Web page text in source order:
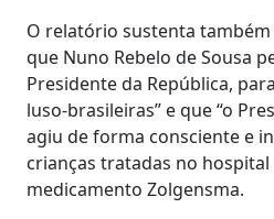
O relatório sustenta
que Nuno Rebelo de Sousa
Presidente da República,
luso-brasileiras” e que “o
agiu de forma consciente e
crianças tratadas no
medicamento Zolgensma.